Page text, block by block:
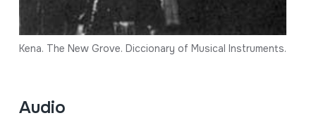
Kena. The New Grove. Diccionary of Musical Instruments.
Audio